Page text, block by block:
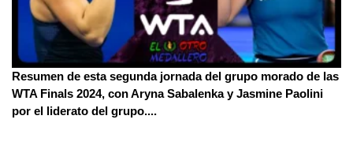
Resumen de esta segunda jornada del grupo morado de las
WTA Finals 2024, con Aryna Sabalenka y Jasmine Paolini
por el liderato del grupo....